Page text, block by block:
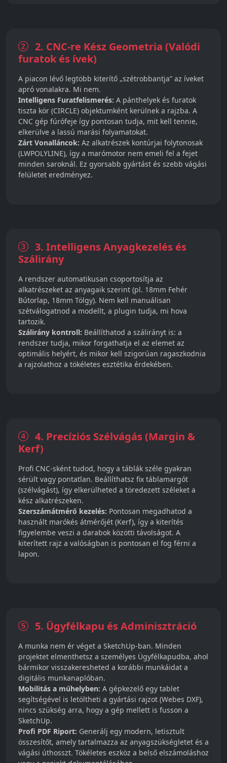
2. CNC-re Kész Geometria (Valódi
furatok és ívek)
A piacon lévő legtöbb kiterítő „szétrobbantja” az íveket
apró vonalakra. Mi nem.
Intelligens Furatfelismerés: A pánthelyek és furatok
tiszta kör (CIRCLE) objektumként kerülnek a rajzba. A
CNC gép fúrófeje így pontosan tudja, mit kell tennie,
elkerülve a lassú marási folyamatokat.
Zárt Vonalláncok: Az alkatrészek kontúrjai folytonosak
(LWPOLYLINE), így a marómotor nem emeli fel a fejet
minden saroknál. Ez gyorsabb gyártást és szebb vágási
felületet eredményez.
3. Intelligens Anyagkezelés és
Szálirány
A rendszer automatikusan csoportosítja az
alkatrészeket az anyagaik szerint (pl. 18mm Fehér
Bútorlap, 18mm Tölgy). Nem kell manuálisan
szétválogatnod a modellt, a plugin tudja, mi hova
tartozik.
Szálirány kontroll: Beállíthatod a szálirányt is: a
rendszer tudja, mikor forgathatja el az elemet az
optimális helyért, és mikor kell szigorúan ragaszkodnia
a rajzolathoz a tökéletes esztétika érdekében.
4. Precíziós Szélvágás (Margin &
Kerf)
Profi CNC-sként tudod, hogy a táblák széle gyakran
sérült vagy pontatlan. Beállíthatsz fix táblamargót
(szélvágást), így elkerülheted a töredezett széleket a
kész alkatrészeken.
Szerszámátmérő kezelés: Pontosan megadhatod a
használt marókés átmérőjét (Kerf), így a kiterítés
figyelembe veszi a darabok közötti távolságot. A
kiterített rajz a valóságban is pontosan el fog férni a
lapon.
5. Ügyfélkapu és Adminisztráció
A munka nem ér véget a SketchUp-ban. Minden
projektet elmenthetsz a személyes Ügyfélkapudba, ahol
bármikor visszakeresheted a korábbi munkáidat a
digitális munkanaplóban.
Mobilitás a műhelyben: A gépkezelő egy tablet
segítségével is letöltheti a gyártási rajzot (Webes DXF),
nincs szükség arra, hogy a gép mellett is fusson a
SketchUp.
Profi PDF Riport: Generálj egy modern, letisztult
összesítőt, amely tartalmazza az anyagszükségletet és a
vágási úthosszt. Tökéletes eszköz a belső elszámoláshoz